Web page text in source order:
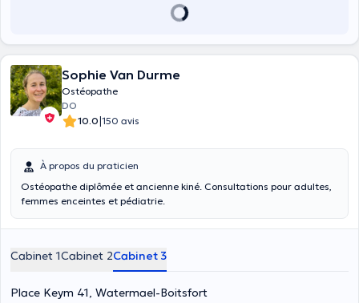
Sophie Van Durme
Ostéopathe
DO
10.0|150 avis
À propos du praticien
Ostéopathe diplômée et ancienne kiné. Consultations pour adultes,
femmes enceintes et pédiatrie.
Cabinet 1Cabinet 2Cabinet 3
Place Keym 41, Watermael-Boitsfort